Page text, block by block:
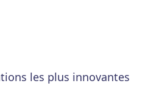
les plus innovantes